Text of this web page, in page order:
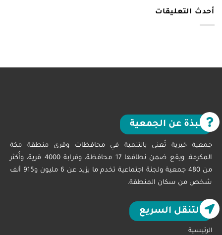
أحدث التعليقات
نبذة عن الجمعية
جمعية خيرية تُعنى بالتنمية في محافظات وقرى منطقة مكة
المكرمة، ويقع ضمن نطاقها 17 محافظة، وقرابة 4000 قرية، وأُكثر
من 480 جمعية ولجنة اجتماعية تخدم ما يزيد عن 6 مليون و915 ألف
شخص من سكان المنطقة.
التنقل السريع
الرئيسية